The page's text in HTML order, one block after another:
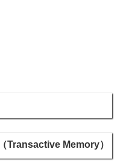
Transactive Memory）